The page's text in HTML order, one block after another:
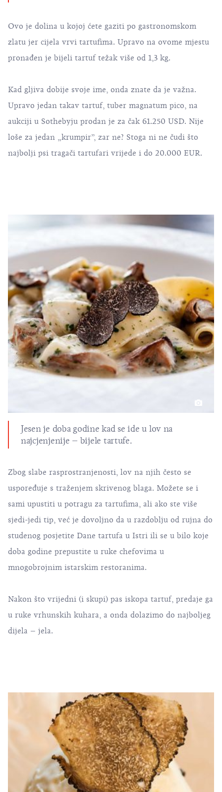
Ovo je dolina u kojoj ćete gaziti po gastronomskom
zlatu jer cijela vrvi tartufima. Upravo na ovome mjestu
pronađen je bijeli tartuf težak više od 1,3 kg.
Kad gljiva dobije svoje ime, onda znate da je važna.
Upravo jedan takav tartuf, tuber magnatum pico, na
aukciji u Sothebyju prodan je za čak 61.250 USD. Nije
loše za jedan „krumpir”, zar ne? Stoga ni ne čudi što
najbolji psi tragači tartufari vrijede i do 20.000 EUR.
Jesen je doba godine kad se ide u lov na
najcjenjenije – bijele tartufe.
Zbog slabe rasprostranjenosti, lov na njih često se
uspoređuje s traženjem skrivenog blaga. Možete se i
sami upustiti u potragu za tartufima, ali ako ste više
sjedi-jedi tip, već je dovoljno da u razdoblju od rujna do
studenog posjetite Dane tartufa u Istri ili se u bilo koje
doba godine prepustite u ruke chefovima u
mnogobrojnim istarskim restoranima.
Nakon što vrijedni (i skupi) pas iskopa tartuf, predaje ga
u ruke vrhunskih kuhara, a onda dolazimo do najboljeg
dijela – jela.